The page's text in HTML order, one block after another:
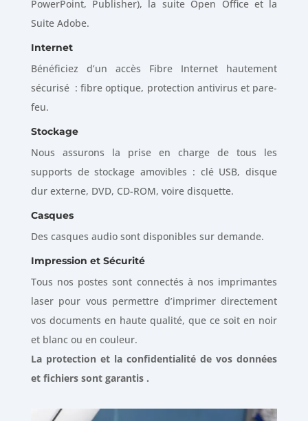
PowerPoint, Publisher), la suite Open Office et la
Suite Adobe.
Internet
Bénéficiez d’un accès Fibre Internet hautement
sécurisé : fibre optique, protection antivirus et pare-
feu.
Stockage
Nous assurons la prise en charge de tous les
supports de stockage amovibles : clé USB, disque
dur externe, DVD, CD-ROM, voire disquette.
Casques
Des casques audio sont disponibles sur demande.
Impression et Sécurité
Tous nos postes sont connectés à nos imprimantes
laser pour vous permettre d’imprimer directement
vos documents en haute qualité, que ce soit en noir
et blanc ou en couleur.
La protection et la confidentialité de vos données
et fichiers sont garantis .